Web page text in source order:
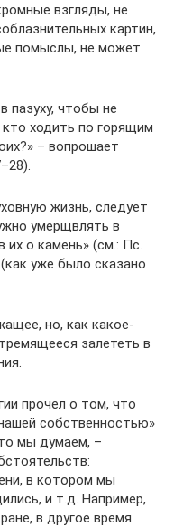
взгляды, не
картин,
помыслы, не может
пазуху, чтобы не
ходить по горящим
– вопрошает
жизнь, следует
умерщвлять в
их о камень» (см.: Пс.
уже было сказано
но, как какое-
залететь в
прочел о том, что
собственностью»
мы думаем, –
в котором мы
и т.д. Например,
в другое время